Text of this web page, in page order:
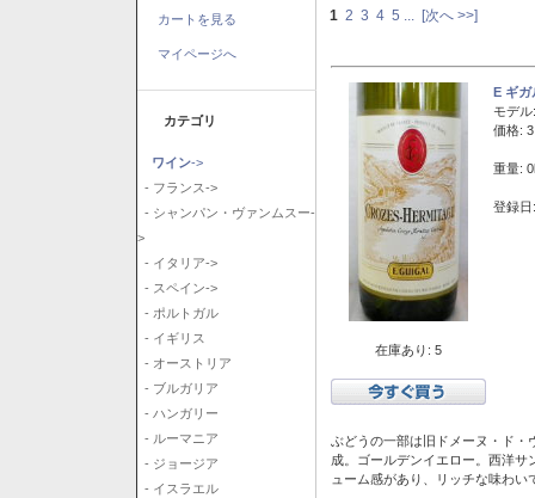
カートを見る
マイページへ
カテゴリ
ワイン->
- フランス->
- シャンパン・ヴァンムスー-
>
- イタリア->
- スペイン->
- ポルトガル
- イギリス
- オーストリア
- ブルガリア
- ハンガリー
- ルーマニア
- ジョージア
- イスラエル
1 2 3 4 5 [次へ >>]
在庫あり: 5
E ギ
モデル:
価格:
重量:
登録
ぶどうの一部は旧ドメーヌ・ド・
成。ゴールデンイエロー。西洋
ューム感があり、リッチな味わい